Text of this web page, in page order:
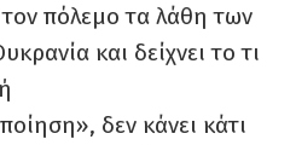
πόλεμο τα λάθη των
και δείχνει το τι
δεν κάνει κάτι